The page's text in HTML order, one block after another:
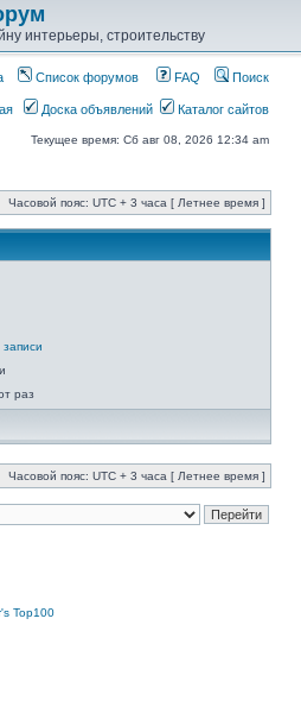
интерьеры, строительству
Список форумов FAQ Поиск
Доска объявлений Каталог сайтов
Текущее время: Сб авг 08, 2026 12:34 am
Часовой пояс: UTC + 3 часа [ Летнее время ]
раз
Часовой пояс: UTC + 3 часа [ Летнее время ]